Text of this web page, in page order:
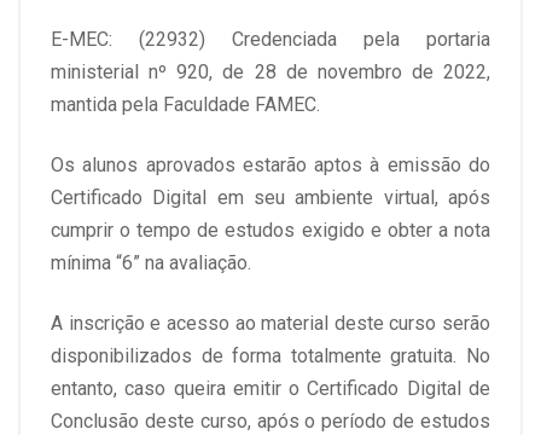
E-MEC: (22932) Credenciada pela portaria
ministerial nº 920, de 28 de novembro de 2022,
mantida pela Faculdade FAMEC.
Os alunos aprovados estarão aptos à emissão do
Certificado Digital em seu ambiente virtual, após
cumprir o tempo de estudos exigido e obter a nota
mínima “6” na avaliação.
A inscrição e acesso ao material deste curso serão
disponibilizados de forma totalmente gratuita. No
entanto, caso queira emitir o Certificado Digital de
Conclusão deste curso, após o período de estudos